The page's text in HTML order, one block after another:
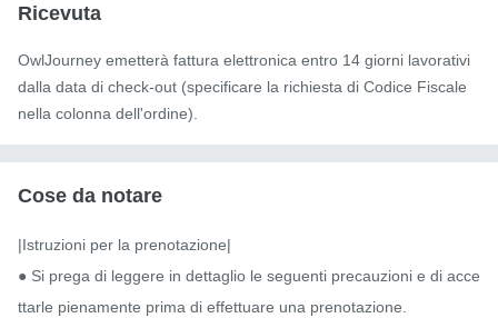
Ricevuta
OwlJourney emetterà fattura elettronica entro 14 giorni lavorativi
dalla data di check-out (specificare la richiesta di Codice Fiscale
nella colonna dell'ordine).
Cose da notare
|Istruzioni per la prenotazione|
● Si prega di leggere in dettaglio le seguenti precauzioni e di acce
ttarle pienamente prima di effettuare una prenotazione.